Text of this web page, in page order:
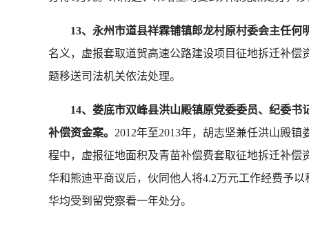
13、永州市道县祥霖铺镇郎龙村原村委会主任
名义，虚报套取道贺高速公路建设项目征地拆迁补
题移送司法机关依法处理。
14、娄底市双峰县洪山殿镇原党委委员、纪委
补偿资金案。 2012年至2013年，胡志坚兼任洪山殿
程中，虚报征地面积及青苗补偿费套取征地拆迁补偿
华和熊迪平商议后，伙同他人将4.2万元工作经费予
华均受到留党察看一年处分。